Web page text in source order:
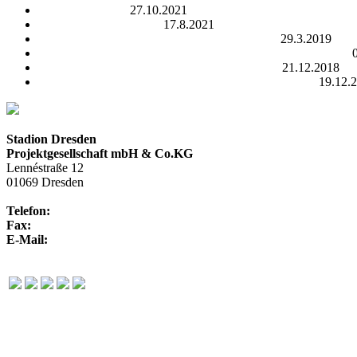
27.10.2021
17.8.2021
29.3.2019
21.12.2018
Stadion Dresden
Projektgesellschaft mbH & Co.KG
Lennéstraße 12
01069 Dresden
Telefon:
Fax:
E-Mail: